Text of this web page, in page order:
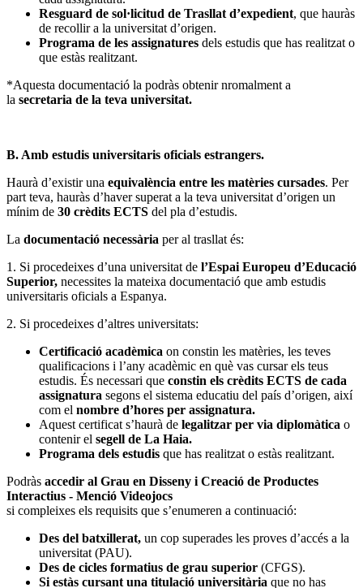
Resguard de sol·licitud de Trasllat d’expedient, que hauràs
de recollir a la universitat d’origen.
Programa de les assignatures dels estudis que has realitzat o
que estàs realitzant.
*Aquesta documentació la podràs obtenir nromalment a
la secretaria de la teva universitat.
B. Amb estudis universitaris oficials estrangers.
Haurà d’existir una equivalència entre les matèries cursades. Per
part teva, hauràs d’haver superat a la teva universitat d’origen un
mínim de 30 crèdits ECTS del pla d’estudis.
La documentació necessària per al trasllat és:
1. Si procedeixes d’una universitat de l’Espai Europeu d’Educació
Superior, necessites la mateixa documentació que amb estudis
universitaris oficials a Espanya.
2. Si procedeixes d’altres universitats:
Certificació acadèmica on constin les matèries, les teves
qualificacions i l’any acadèmic en què vas cursar els teus
estudis. És necessari que constin els crèdits ECTS de cada
assignatura segons el sistema educatiu del país d’origen, així
com el nombre d’hores per assignatura.
Aquest certificat s’haurà de legalitzar per via diplomàtica o
contenir el segell de La Haia.
Programa dels estudis que has realitzat o estàs realitzant.
Podràs accedir al Grau en Disseny i Creació de Productes
Interactius - Menció Videojocs
si compleixes els requisits que s’enumeren a continuació:
Des del batxillerat, un cop superades les proves d’accés a la
universitat (PAU).
Des de cicles formatius de grau superior (CFGS).
Si estàs cursant una titulació universitària que no has